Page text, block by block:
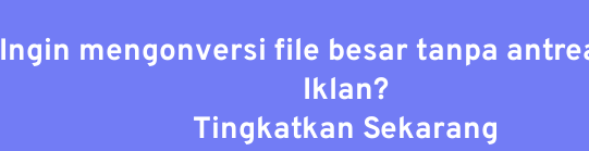
Ingin mengonversi file besar tanpa
Iklan?
Tingkatkan Sekarang